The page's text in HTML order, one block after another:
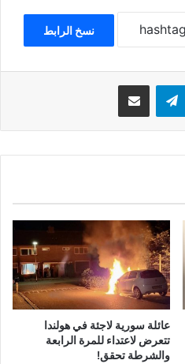
نسخ الرابط
تيلقرام مشاركة عبر البريد
عائلة سورية لاجئة في هولندا
تتعرض لاعتداء للمرة الرابعة
والشرطة تحقق!